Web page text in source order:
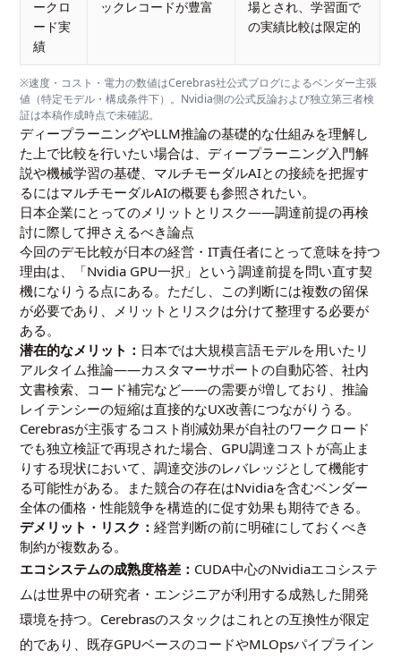
ークロ
ード実
績
ックレコードが豊富
場とされ、学習面で
の実績比較は限定的
※速度・コスト・電力の数値はCerebras社公式ブログによるベンダー主張
値（特定モデル・構成条件下）。Nvidia側の公式反論および独立第三者検
証は本稿作成時点で未確認。
ディープラーニングやLLM推論の基礎的な仕組みを理解し
た上で比較を行いたい場合は、 ディープラーニング入門解
説や機械学習の基礎、マルチモーダルAIとの接続を把握す
るにはマルチモーダルAIの概要も参照されたい。
日本企業にとってのメリットとリスク——調達前提の再検
討に際して押さえるべき論点
今回のデモ比較が日本の経営・IT責任者にとって意味を持つ
理由は、「Nvidia GPU一択」という調達前提を問い直す契
機になりうる点にある。ただし、この判断には複数の留保
が必要であり、メリットとリスクは分けて整理する必要が
ある。
潜在的なメリット： 日本では大規模言語モデルを用いたリ
アルタイム推論——カスタマーサポートの自動応答、社内
文書検索、コード補完など——の需要が増しており、推論
レイテンシーの短縮は直接的なUX改善につながりうる。
Cerebrasが主張するコスト削減効果が自社のワークロード
でも独立検証で再現された場合、GPU調達コストが高止ま
りする現状において、調達交渉のレバレッジとして機能す
る可能性がある。また競合の存在はNvidiaを含むベンダー
全体の価格・性能競争を構造的に促す効果も期待できる。
デメリット・リスク：経営判断の前に明確にしておくべき
制約が複数ある。
エコシステムの成熟度格差： CUDA中心のNvidiaエコシステ
ムは世界中の研究者・エンジニアが利用する成熟した開発
環境を持つ。Cerebrasのスタックはこれとの互換性が限定
的であり、既存GPUベースのコードやMLOpsパイプライン